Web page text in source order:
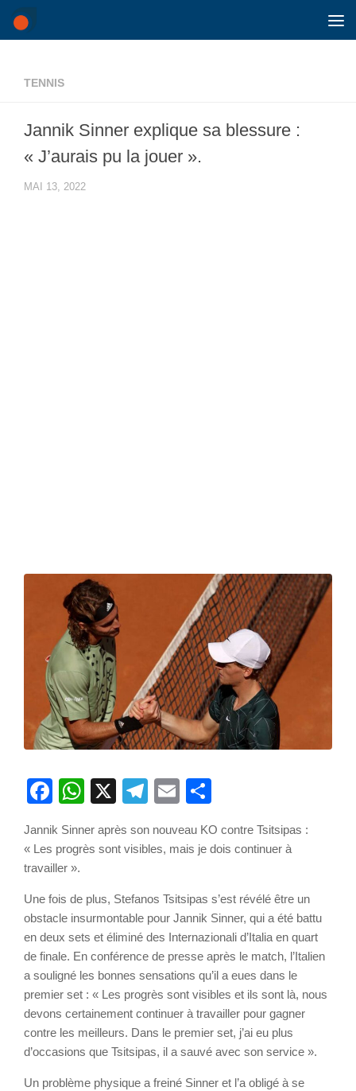
Skip to content
TENNIS
Jannik Sinner explique sa blessure :
« J’aurais pu la jouer ».
MAI 13, 2022
Facebook
WhatsApp
X Telegram
Email
Jannik Sinner après son nouveau KO contre Tsitsipas :
« Les progrès sont visibles, mais je dois continuer à
travailler ».
Une fois de plus, Stefanos Tsitsipas s’est révélé être un
obstacle insurmontable pour Jannik Sinner, qui a été battu
en deux sets et éliminé des Internazionali d’Italia en quart
de finale. En conférence de presse après le match, l’Italien
a souligné les bonnes sensations qu’il a eues dans le
premier set : « Les progrès sont visibles et ils sont là, nous
devons certainement continuer à travailler pour gagner
contre les meilleurs. Dans le premier set, j’ai eu plus
d’occasions que Tsitsipas, il a sauvé avec son service ».
Un problème physique a freiné Sinner et l’a obligé à se